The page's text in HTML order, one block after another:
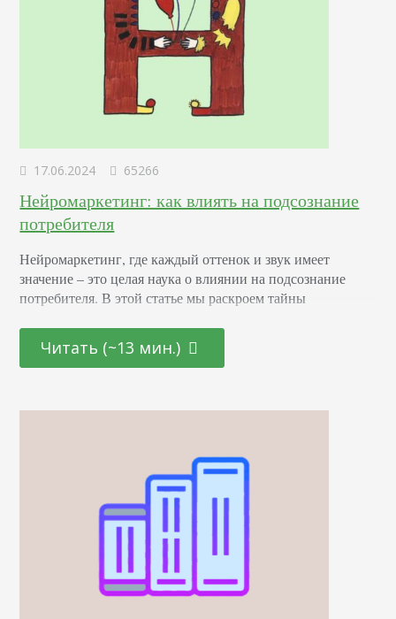
17.06.2024 65266
Нейромаркетинг: как влиять на подсознание
потребителя
Нейромаркетинг, где каждый оттенок и звук имеет
значение – это целая наука о влиянии на подсознание
потребителя. В этой статье мы раскроем тайны
последних достижениях в области психологии и
нейронаук. От подбора цветовой палитры до создания
человеческого сознания для повышения интереса и
Читать (~13 мин.)